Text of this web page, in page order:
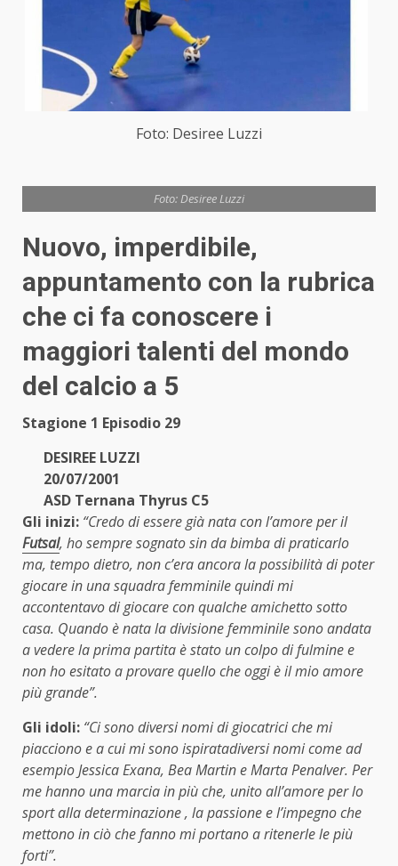
Foto: Desiree Luzzi
Foto: Desiree Luzzi
Nuovo, imperdibile,
appuntamento con la rubrica
che ci fa conoscere i
maggiori talenti del mondo
del calcio a 5
Stagione 1 Episodio 29
DESIREE LUZZI
20/07/2001
ASD Ternana Thyrus C5
Gli inizi: “Credo di essere già nata con l’amore per il
Futsal, ho sempre sognato sin da bimba di praticarlo
ma, tempo dietro, non c’era ancora la possibilità di poter
giocare in una squadra femminile quindi mi
accontentavo di giocare con qualche amichetto sotto
casa. Quando è nata la divisione femminile sono andata
a vedere la prima partita è stato un colpo di fulmine e
non ho esitato a provare quello che oggi è il mio amore
più grande”.
Gli idoli: “Ci sono diversi nomi di giocatrici che mi
piacciono e a cui mi sono ispiratadiversi nomi come ad
esempio Jessica Exana, Bea Martin e Marta Penalver. Per
me hanno una marcia in più che, unito all’amore per lo
sport alla determinazione , la passione e l’impegno che
mettono in ciò che fanno mi portano a ritenerle le più
forti”.